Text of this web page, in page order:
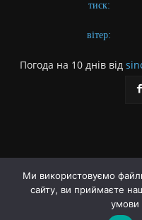
тиск:
вітер:
Погода на 10 днів від
Про газету
Політика
Ми використовуємо
сайту, ви приймаєте
умови